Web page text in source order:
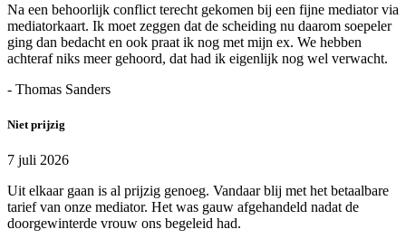
Na een behoorlijk conflict terecht gekomen bij een fijne mediator via
mediatorkaart. Ik moet zeggen dat de scheiding nu daarom soepeler
ging dan bedacht en ook praat ik nog met mijn ex. We hebben
achteraf niks meer gehoord, dat had ik eigenlijk nog wel verwacht.
- Thomas Sanders
Niet prijzig
7 juli 2026
Uit elkaar gaan is al prijzig genoeg. Vandaar blij met het betaalbare
tarief van onze mediator. Het was gauw afgehandeld nadat de
doorgewinterde vrouw ons begeleid had.